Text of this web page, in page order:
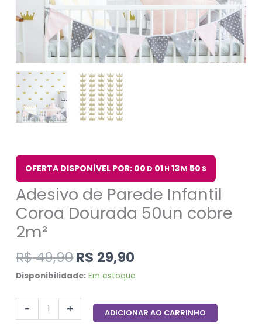
OFERTA DISPONÍVEL POR: 00 D 01H 13M 49 S
Adesivo de Parede Infantil
Coroa Dourada 50un cobre
2m²
R$49,90R$ 29,90
Disponibilidade: Em estoque
- + ADICIONAR AO CARRINHO